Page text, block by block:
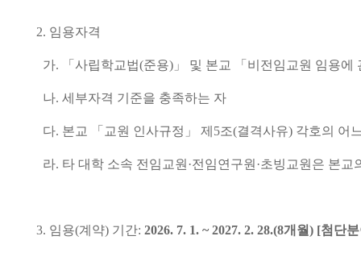
2. 임용자격
가. 「 사립학교법(준용) 」 및 본교 「 비전임교원 임용에
나. 세부자격 기준을 충족하는 자
다. 본교 「 교원 인사규정 」 제 5조(결격사유) 각호의 어
라. 타 대학 소속 전임교원 ·전임연구원 ·초빙교원은 본교
3. 임용(계약) 기간: 2026. 7. 1. ~ 2027. 2. 28.(8개월) [첨단